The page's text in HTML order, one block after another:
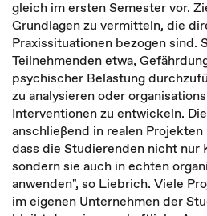
gleich im ersten Semester vor.
Grundlagen zu vermitteln, die
Praxissituationen bezogen sind.
Teilnehmenden etwa,
psychischer Belastung
zu analysieren oder
Interventionen zu entwickeln.
anschließend in realen
dass die Studierenden nicht nur
sondern sie auch in echten
anwenden", so Liebrich. Viele
im eigenen Unternehmen der